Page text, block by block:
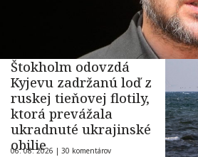
Štokholm odovzdá
Kyjevu zadržanú loď z
ruskej tieňovej flotily,
ktorá prevážala
ukradnuté ukrajinské
obilie
06. 08. 2026 | 30 komentárov